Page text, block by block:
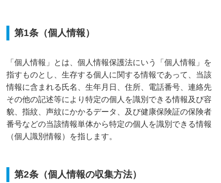
第1条（個人情報）
「個人情報」とは、個人情報保護法にいう「個人情報」を
指すものとし、生存する個人に関する情報であって、当該
情報に含まれる氏名、生年月日、住所、電話番号、連絡先
その他の記述等により特定の個人を識別できる情報及び容
貌、指紋、声紋にかかるデータ、及び健康保険証の保険者
番号などの当該情報単体から特定の個人を識別できる情報
（個人識別情報）を指します。
第2条（個人情報の収集方法）